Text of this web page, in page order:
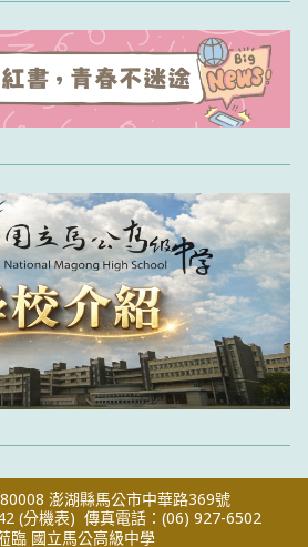
澎湖縣馬公市中華路369號
(分機表) 傳真電話：(06) 927-6502
臨 國立馬公高級中學